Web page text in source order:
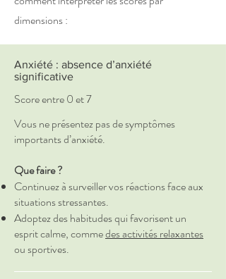
dimensions :
Anxiété : absence d’anxiété
significative
Score entre 0 et 7
Vous ne présentez pas de symptômes
importants d’anxiété.
Que faire ?
Continuez à surveiller vos réactions face aux
situations stressantes.
Adoptez des habitudes qui favorisent un
esprit calme, commedes activités relaxantes
ou sportives.